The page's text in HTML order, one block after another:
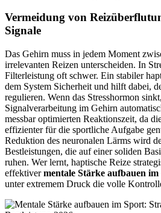
Vermeidung von
Signale
Das Gehirn muss in jedem Moment
irrelevanten Reizen unterscheiden. In
Filterleistung oft schwer. Ein stabiler
dem System Sicherheit und hilft dabei,
regulieren. Wenn das Stresshormon
Signalverarbeitung im Gehirn
messbar optimierten Reaktionszeit, da
effizienter für die sportliche Aufgabe
Reduktion des neuronalen Lärms wird
Bestleistungen, die auf einer soliden
ruhen. Wer lernt, haptische Reize
effektivermentale Stärke aufbauen
unter extremem Druck die volle